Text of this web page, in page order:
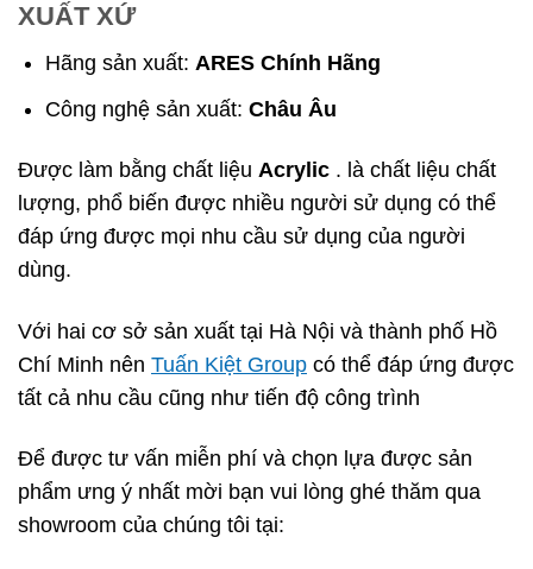
XUẤT XỨ
Hãng sản xuất:ARES Chính Hãng
Công nghệ sản xuất:Châu Âu
Được làm bằng chất liệu Acrylic . là chất liệu chất
lượng, phổ biến được nhiều người sử dụng có thể
đáp ứng được mọi nhu cầu sử dụng của người
dùng.
Với hai cơ sở sản xuất tại Hà Nội và thành phố Hồ
Chí Minh nên Tuấn Kiệt Group có thể đáp ứng được
tất cả nhu cầu cũng như tiến độ công trình
Để được tư vấn miễn phí và chọn lựa được sản
phẩm ưng ý nhất mời bạn vui lòng ghé thăm qua
showroom của chúng tôi tại: